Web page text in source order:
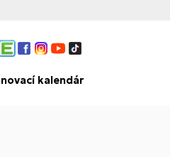
Facebook
Instagram
YouTube
TikTok
kalendár